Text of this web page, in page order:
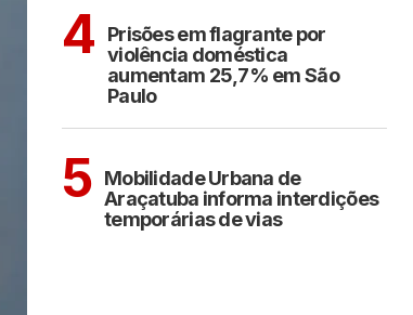
4
Prisões em flagrante por
violência doméstica
aumentam 25,7% em São
Paulo
5 Mobilidade Urbana de
Araçatuba informa interdições
temporárias de vias